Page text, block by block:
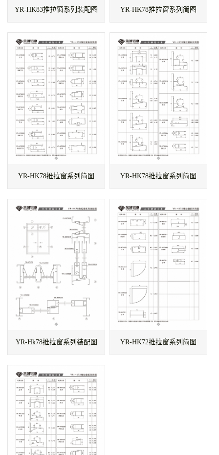
YR-HK83推拉窗系列装配图 YR-HK78推拉窗系列简图
YR-HK78推拉窗系列简图 YR-HK78推拉窗系列简图
YR-Hk78推拉窗系列装配图 YR-HK72推拉窗系列简图